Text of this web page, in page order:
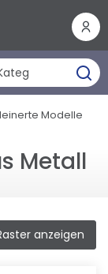
Modelle
Metall
anzeigen